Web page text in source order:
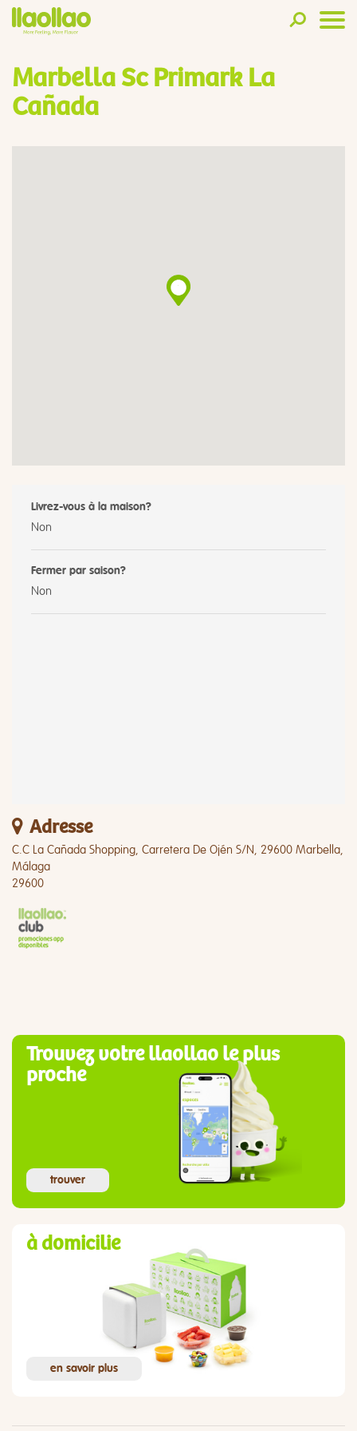
Marbella Sc Primark La
Cañada
Livrez-vous à la maison?
Non
Fermer par saison?
Non
Adresse
C.C La Cañada Shopping, Carretera De Ojén S/N, 29600 Marbella,
Málaga
29600
Trouvez votre llaollao le plus
proche
trouver
à domicilie
en savoir plus